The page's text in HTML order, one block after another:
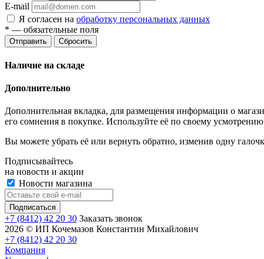
E-mail
Я согласен на обработку персональных данных
* — обязательные поля
Отправить Сбросить
Наличие на складе
Дополнительно
Дополнительная вкладка, для размещения информации о
его сомнения в покупке. Используйте её по своему
Вы можете убрать её или вернуть обратно, изменив одну
Подписывайтесь
на новости и акции
Новости магазина
+7 (8412) 42 20 30 Заказать звонок
2026 © ИП Кочемазов Константин Михайлович
+7 (8412) 42 20 30
Компания